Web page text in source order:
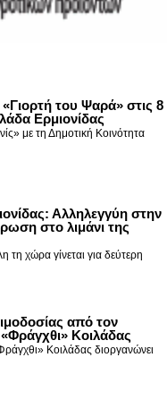
του Ψαρά» στις 8
Ερμιονίδας
με τη Δημοτική Κοινότητα
Αλληλεγγύη στην
στο λιμάνι της
τη χώρα γίνεται για δεύτερη
από τον
Κοιλάδας
Κοιλάδας διοργανώνει